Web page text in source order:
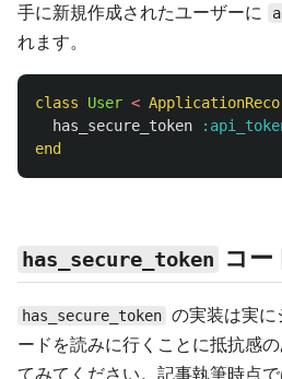
手に新規作成されたユーザーに
れます。
class User <
has_secure_token
end
has_secure_token コ
has_secure_token の実装は実に
ードを読みに行くことに抵抗感
てみてください。記事執筆時点